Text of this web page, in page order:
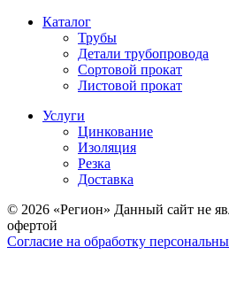
Каталог
Трубы
Детали трубопровода
Сортовой прокат
Листовой прокат
Услуги
Цинкование
Изоляция
Резка
Доставка
© 2026 «Регион» Данный сайт не
офертой
Согласие на обработку